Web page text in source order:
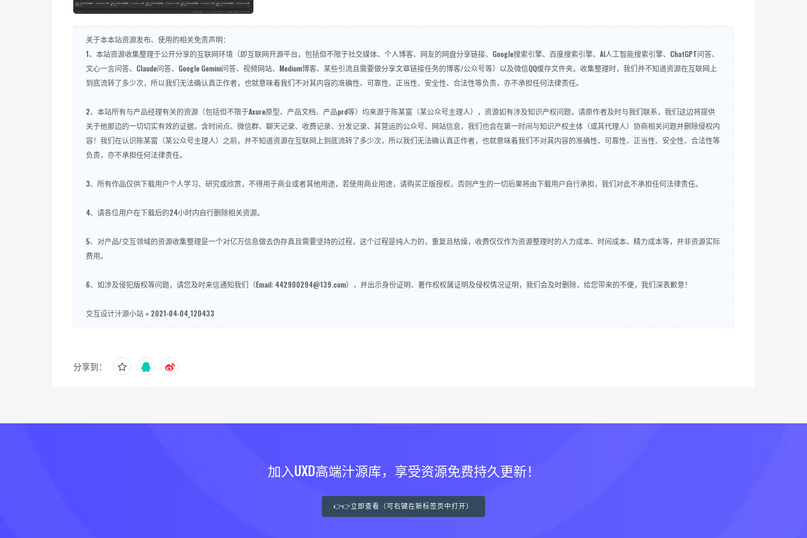
关于本本站资源发布、使用的相关免责声明：
1、本站资源收集整理于公开分享的互联网环境（即互联网开源平台，包括但不限于社交媒体、个人博客、网友的网盘分享链接、Google搜索引擎、百度搜索引擎、AI人工智能搜索引擎、ChatGPT问答、
文心一言问答、Claude问答、Google Gemini问答、视频网站、Medium博客、某些引流且需要做分享文章链接任务的博客/公众号等）以及微信QQ缓存文件夹。收集整理时，我们并不知道资源在互联网上
到底流转了多少次，所以我们无法确认真正作者，也就意味着我们不对其内容的准确性、可靠性、正当性、安全性、合法性等负责，亦不承担任何法律责任。
2、本站所有与产品经理有关的资源（包括但不限于Axure原型、产品文档、产品prd等）均来源于陈某富（某公众号主理人），资源如有涉及知识产权问题，请原作者及时与我们联系，我们这边将提供
关于他那边的一切切实有效的证据，含时间点、微信群、聊天记录、收费记录、分发记录、其营运的公众号、网站信息，我们也会在第一时间与知识产权主体（或其代理人）协商相关问题并删除侵权内
容！我们在认识陈某富（某公众号主理人）之前，并不知道资源在互联网上到底流转了多少次，所以我们无法确认真正作者，也就意味着我们不对其内容的准确性、可靠性、正当性、安全性、合法性等
负责，亦不承担任何法律责任。
3、所有作品仅供下载用户个人学习、研究或欣赏，不得用于商业或者其他用途，若使用商业用途，请购买正版授权，否则产生的一切后果将由下载用户自行承担，我们对此不承担任何法律责任。
4、请各位用户在下载后的24小时内自行删除相关资源。
5、对产品/交互领域的资源收集整理是一个对亿万信息做去伪存真且需要坚持的过程，这个过程是纯人力的，重复且枯燥，收费仅仅作为资源整理时的人力成本、时间成本、精力成本等，并非资源实际
费用。
6、如涉及侵犯版权等问题，请您及时来信通知我们（Email: 442900294@139.com），并出示身份证明、著作权权属证明及侵权情况证明，我们会及时删除，给您带来的不便，我们深表歉意！
交互设计汁源小站 » 2021-04-04_120433
分享到：
加入UXD高端汁源库，享受资源免费持久更新！
👉👉立即查看（可右键在新标签页中打开）